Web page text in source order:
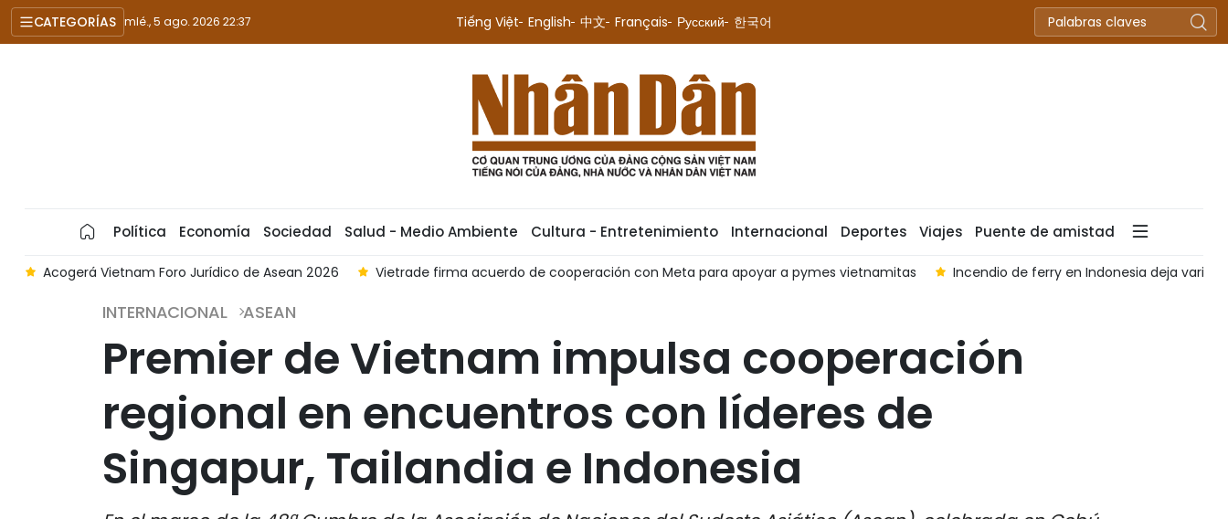
CATEGORÍAS mié., 5 ago. 2026 22:37 Tiếng Việt English 中文 Français Русский 한국어
Política Economía Sociedad Salud - Medio Ambiente Cultura - Entretenimiento Internacional Deportes Viajes Puente de amistad
Acogerá Vietnam Foro Jurídico de Asean 2026 Vietrade firma acuerdo de cooperación con Meta para apoyar a pymes vietnamitas Incendio de ferry en Indonesia deja varios
INTERNACIONAL ASEAN
Premier de Vietnam impulsa cooperación
regional en encuentros con líderes de
Singapur, Tailandia e Indonesia